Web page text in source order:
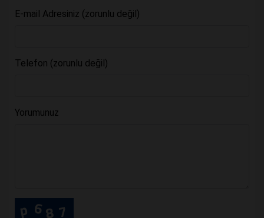
E-mail Adresiniz (zorunlu değil)
Telefon (zorunlu değil)
Yorumunuz